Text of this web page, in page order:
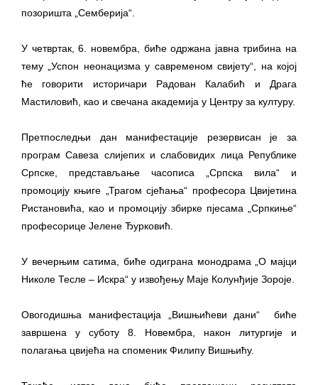
позоришта „Семберија“.
У четвртак, 6. новембра, биће одржана јавна трибина на
тему „Успон неонацизма у савременом свијету“, на којој
ће говорити историчари Радован Калабић и Драга
Мастиловић, као и свечана академија у Центру за културу.
Претпоследњи дан манифестације резервисан је за
програм Савеза слијепих и слабовидих лица Републике
Српске, представљање часописа „Српска вила“ и
промоцију књиге „Трагом сјећања“ професора Цвијетина
Ристановића, као и промоцију збирке пјесама „Српкиње“
професорице Јелене Ђурковић.
У вечерњим сатима, биће одиграна монодрама „О мајци
Николе Тесле – Искра“ у извођењу Маје Колунђије Зороје.
Овогодишња манифестација „Вишњићеви дани“ биће
завршена у суботу 8. Новембра, након литургије и
полагања цвијећа на споменик Филипу Вишњићу.